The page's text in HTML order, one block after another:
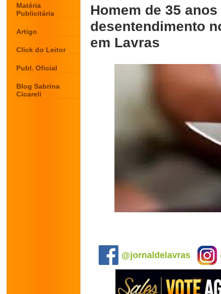
Matéria
Publicitária
Artigo
Click do Leitor
Publ. Oficial
Blog Sabrina
Cicareli
Homem de 35
desentendimento
em Lavras
@jornaldelavras